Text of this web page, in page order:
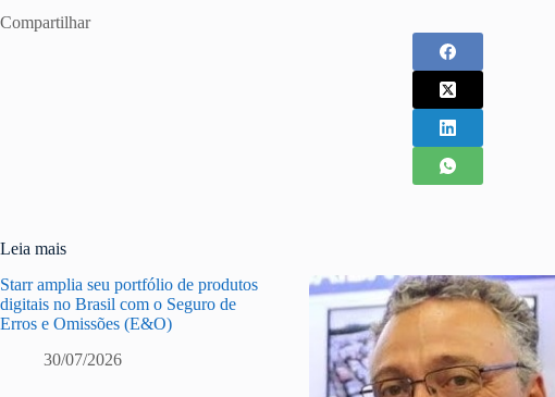
Compartilhar
Leia mais
Starr amplia seu portfólio de produtos
digitais no Brasil com o Seguro de
Erros e Omissões (E&O)
30/07/2026